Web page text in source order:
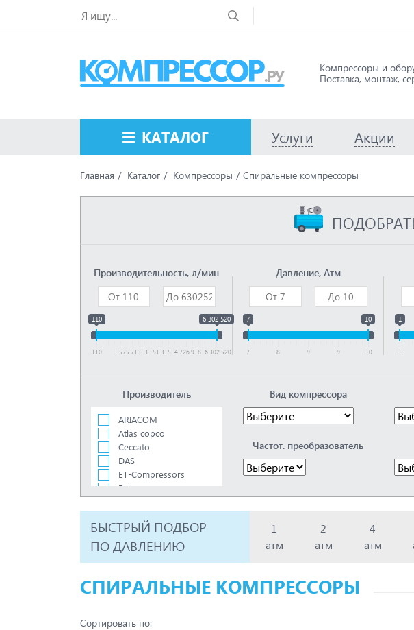
Компрессоры и
Поставка, монтаж,
КАТАЛОГ Услуги Акции
Главная Каталог Компрессоры Спиральные компрессоры
Производительность, л/мин
110 6 302 520
110 1 575 713 3 151 315 4 726 918 6 302 520
Давление, Атм
7 10
7 8 9 9 10
1
1
Производитель
ARIACOM
Atlas copco
Ceccato
DAS
ET-Compressors
Fini
Renner
Spitzenreiter
Xeleron
Вид компрессора
Частот. преобразователь
БЫСТРЫЙ ПОДБОР
ПО ДАВЛЕНИЮ
1
атм
2
атм
4
атм
СПИРАЛЬНЫЕ КОМПРЕССОРЫ
Сортировать по: